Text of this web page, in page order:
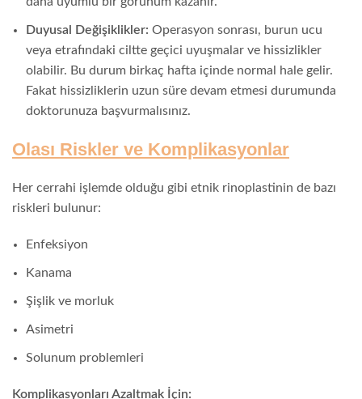
Duyusal Değişiklikler: Operasyon sonrası, burun ucu
veya etrafındaki ciltte geçici uyuşmalar ve hissizlikler
olabilir. Bu durum birkaç hafta içinde normal hale gelir.
Fakat hissizliklerin uzun süre devam etmesi durumunda
doktorunuza başvurmalısınız.
Olası Riskler ve Komplikasyonlar
Her cerrahi işlemde olduğu gibi etnik rinoplastinin de bazı
riskleri bulunur:
Enfeksiyon
Kanama
Şişlik ve morluk
Asimetri
Solunum problemleri
Komplikasyonları Azaltmak İçin: